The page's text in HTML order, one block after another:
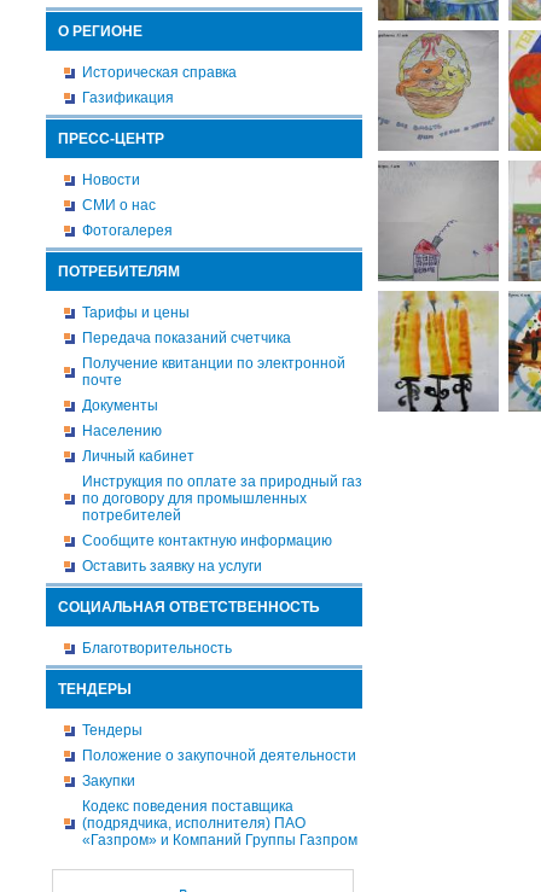
О РЕГИОНЕ
Историческая справка
Газификация
ПРЕСС-ЦЕНТР
Новости
СМИ о нас
Фотогалерея
ПОТРЕБИТЕЛЯМ
Тарифы и цены
Передача показаний счетчика
Получение квитанции по электронной
почте
Документы
Населению
Личный кабинет
Инструкция по оплате за природный газ
по договору для промышленных
потребителей
Сообщите контактную информацию
Оставить заявку на услуги
СОЦИАЛЬНАЯ ОТВЕТСТВЕННОСТЬ
Благотворительность
ТЕНДЕРЫ
Тендеры
Положение о закупочной деятельности
Закупки
Кодекс поведения поставщика
(подрядчика, исполнителя) ПАО
«Газпром» и Компаний Группы Газпром